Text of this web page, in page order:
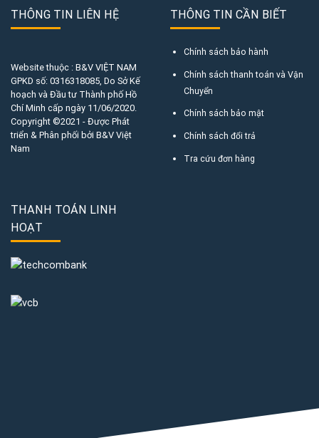
THÔNG TIN LIÊN HỆ
Website thuộc : B&V VIỆT NAM
GPKD số: 0316318085, Do Sở Kế
hoạch và Đầu tư Thành phố Hồ
Chí Minh cấp ngày 11/06/2020.
Copyright ©2021 - Được Phát
triển & Phân phối bởi B&V Việt
Nam
THÔNG TIN CẦN BIẾT
Chính sách bảo hành
Chính sách thanh toán và Vận
Chuyển
Chính sách bảo mật
Chính sách đổi trả
Tra cứu đơn hàng
THANH TOÁN LINH
HOẠT